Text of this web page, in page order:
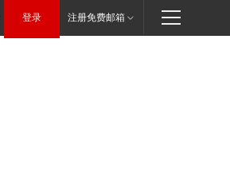
登录 注册免费邮箱